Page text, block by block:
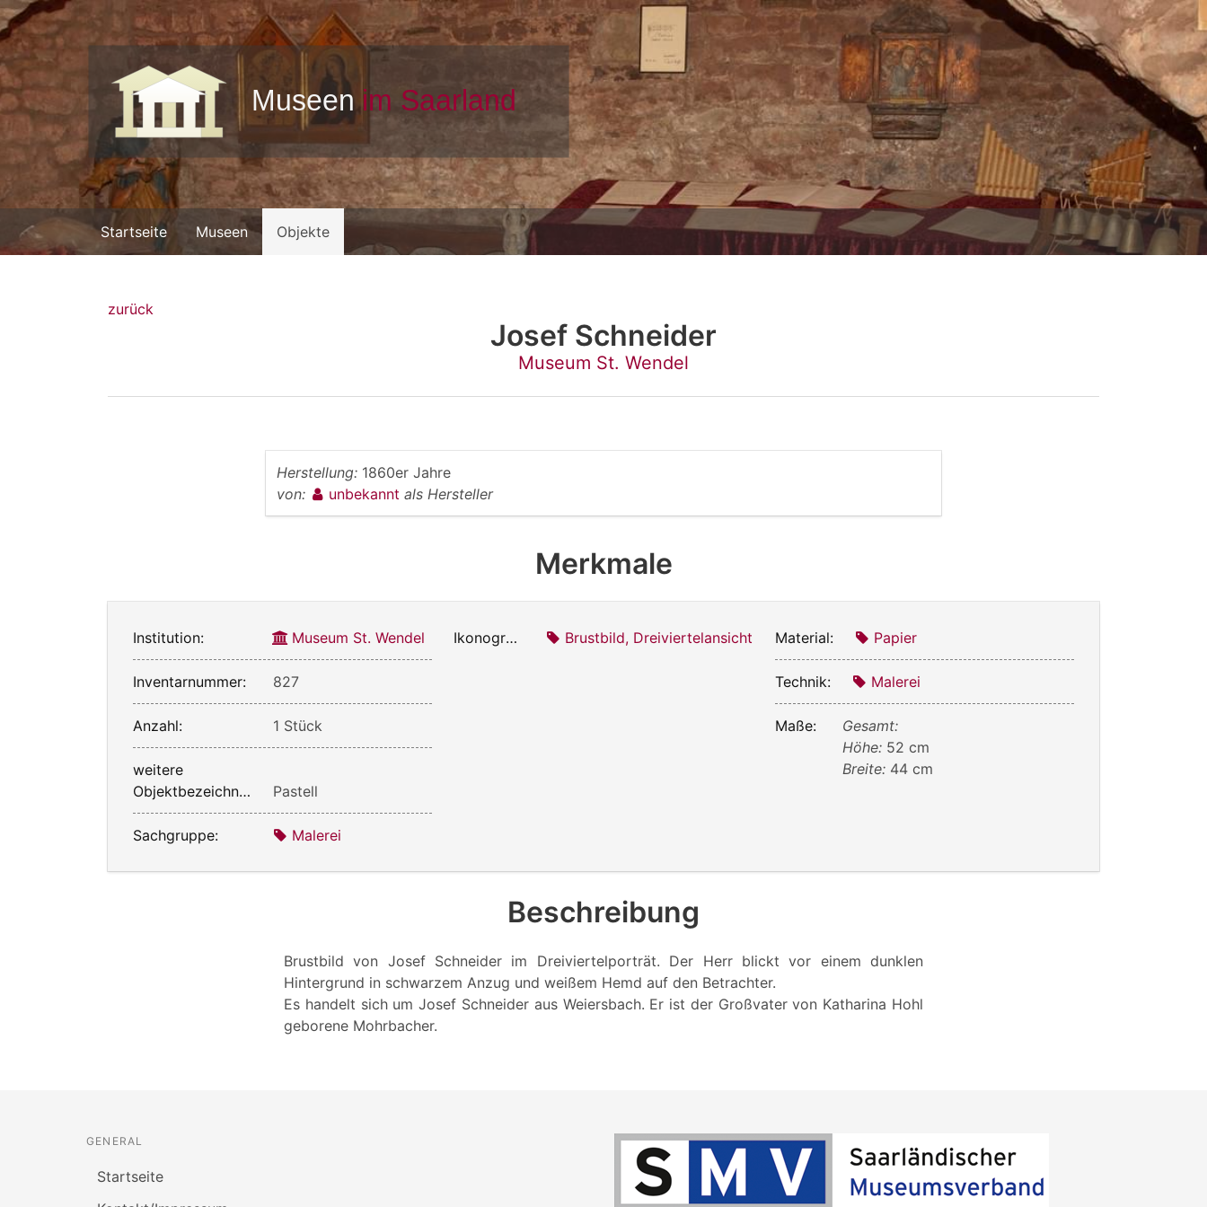
Startseite Museen Objekte
zurück
Josef Schneider
Museum St. Wendel
Herstellung: 1860er Jahre
von:
unbekannt als Hersteller
Merkmale
Institution: Museum St. Wendel
Inventarnummer: 827
Anzahl: 1 Stück
weitere
Objektbezeichnung:
Pastell
Sachgruppe: Malerei
Ikonografie: Brustbild, Dreiviertelansicht Material: Papier
Technik: Malerei
Maße:
Gesamt:
Höhe: 52 cm
Breite: 44 cm
Beschreibung
Brustbild von Josef Schneider im Dreiviertelporträt. Der Herr blickt vor einem dunklen
Hintergrund in schwarzem Anzug und weißem Hemd auf den Betrachter.
Es handelt sich um Josef Schneider aus Weiersbach. Er ist der Großvater von Katharina Hohl
geborene Mohrbacher.
GENERAL
Startseite